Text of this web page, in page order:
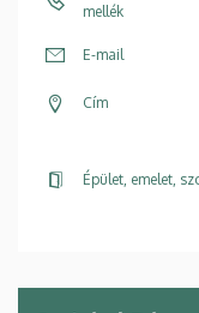
mellék
E-mail
Cím
Épület, emelet,